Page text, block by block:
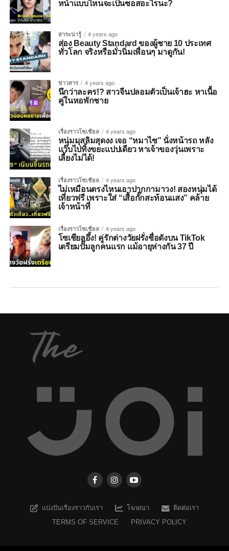
หน้าแบบไหนจะเป็นซอสอะไรนะ?
สาระน่ารู้ 4 years ago
ส่อง Beauty Standard ของผู้ชาย 10 ประเทศ
ทั่วโลก จริงหรือมั่วนิ่มเพื่อนๆ มาดูกัน!
ข่าวสาร 4 years ago
นึกว่าละคร!? สาวจีนปลอมตัวเป็นเจ้าฮะ หาเนื้อ
คู่ในหอพักชาย
เรื่องราวโซเชียล 4 years ago
หนุ่มมุสลิมสุดงง เจอ “หมาไซ” นั่งหน้ารถ หลัง
แว๊บไปทิ้งขยะแปปเดียว หาเจ้าของวุ่นเพราะ
เลี้ยงไม่ได้!
เรื่องราวโซเชียล 4 years ago
ไม่เหมือนตรงไหนเอาปากกามาวง! สองหนุ่มได้
เที่ยวฟรี เพราะใส่ “เสื้อกั๊กสะท้อนแสง” คล้าย
เจ้าหน้าที่
เรื่องราวโซเชียล 4 years ago
โซเชียลอึ้ง! คู่รักต่างวัยฝรั่งชื่อดังบน TikTok
เตรียมปั๊มลูกคนแรก แม้อายุห่างกัน 37 ปี
แบ่งปันเรื่องราวกับเรา โฆษณา
ติดต่อเรา
TERMS OF SERVICE
PRIVACY POLICY